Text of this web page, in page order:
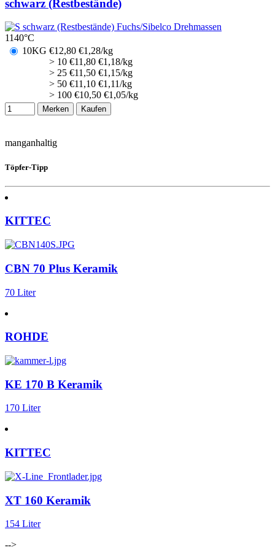
schwarz (Restbestände)
1140°C
10KG €12,80 €1,28/kg
> 10 €11,80 €1,18/kg
> 25 €11,50 €1,15/kg
> 50 €11,10 €1,11/kg
> 100 €10,50 €1,05/kg
Merken Kaufen
manganhaltig
Töpfer-Tipp
KITTEC
CBN 70 Plus Keramik
70 Liter
ROHDE
KE 170 B Keramik
170 Liter
KITTEC
XT 160 Keramik
154 Liter
-->